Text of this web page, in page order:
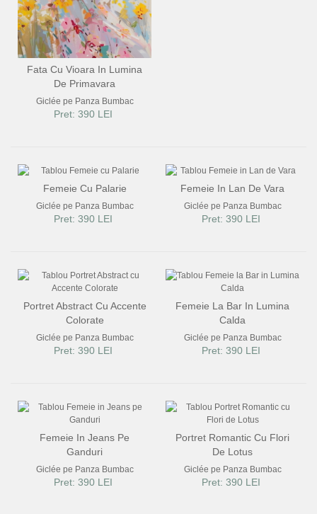
Fata Cu Vioara In Lumina
De Primavara
Giclée pe Panza Bumbac
Pret: 390 LEI
Femeie Cu Palarie
Giclée pe Panza Bumbac
Pret: 390 LEI
Femeie In Lan De Vara
Giclée pe Panza Bumbac
Pret: 390 LEI
Portret Abstract Cu Accente
Colorate
Giclée pe Panza Bumbac
Pret: 390 LEI
Femeie La Bar In Lumina
Calda
Giclée pe Panza Bumbac
Pret: 390 LEI
Femeie In Jeans Pe
Ganduri
Giclée pe Panza Bumbac
Pret: 390 LEI
Portret Romantic Cu Flori
De Lotus
Giclée pe Panza Bumbac
Pret: 390 LEI